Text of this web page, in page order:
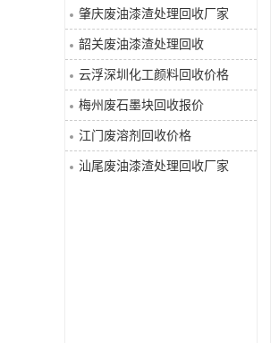
废液压油回收
回收工程内外墙油漆
废油漆渣处理回收
废溶剂回收
肇庆废油漆渣处理回收厂家
韶关废油漆渣处理回收
云浮深圳化工颜料回收价格
梅州废石墨块回收报价
江门废溶剂回收价格
汕尾废油漆渣处理回收厂家